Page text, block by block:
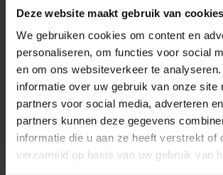
Deze website maakt gebruik van cookies
We gebruiken cookies om content en
personaliseren, om functies voor social
en om ons websiteverkeer te
informatie over uw gebruik van onze site
partners voor social media, adverteren
partners kunnen deze gegevens
informatie die u aan ze heeft verstrekt of
verzameld op basis van uw gebruik van
podobne wyniki dla Twojej firmy,
odpowiedzieć na Twoje pytania.
Zachęcamy do kontaktu z nami w celu
dodatkowych informacji lub omówienia
pomysłów na projekty. Z
na wiadomość od Ciebie i
pracą.